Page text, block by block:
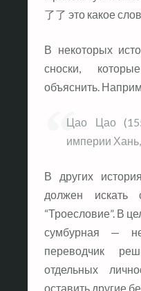
了了 это какое
В некоторых
сноски,
объяснить.
Цао Цао
империи
В других
должен искать
“Троесловие”. В
сумбурная —
переводчик
отдельных
оставить другие